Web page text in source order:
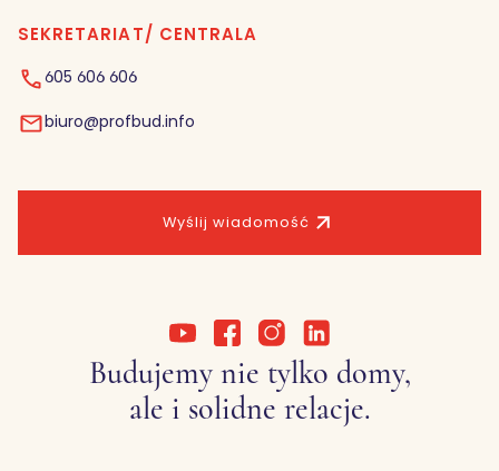
Wyślij wiadomość
SEKRETARIAT/ CENTRALA
605 606 606
biuro@profbud.info
Budujemy nie tylko domy,
ale i solidne relacje.